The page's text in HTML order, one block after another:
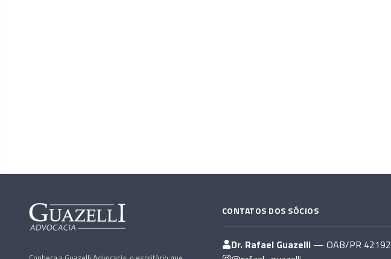
CONTATOS DOS SÓCIOS
Dr. Rafael Guazelli— OAB/PR 42192